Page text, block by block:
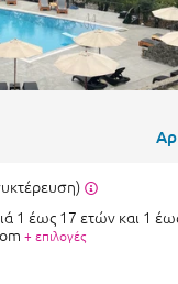
1 έως 17 ετών και 1
+ επιλογές